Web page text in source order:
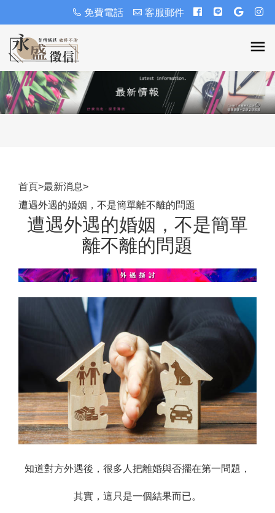
免費電話 客服郵件
首頁>最新消息>
遭遇外遇的婚姻，不是簡單離不離的問題
遭遇外遇的婚姻，不是簡單
離不離的問題
知道對方外遇後，很多人把離婚與否擺在第一問題，
其實，這只是一個結果而已。